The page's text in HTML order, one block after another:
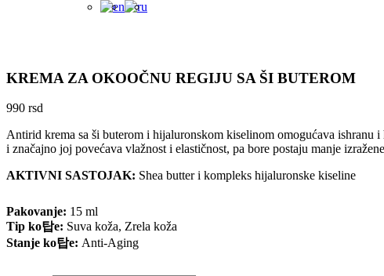
KREMA ZA OKOOČNU REGIJU SA ŠI BUTEROM
990 rsd
Antirid krema sa ši buterom i hijaluronskom kiselinom omogućava
i značajno joj povećava vlažnost i elastičnost, pa bore postaju manje
AKTIVNI SASTOJAK: Shea butter i kompleks hijaluronske kiseline
Pakovanje: 15 ml
Tip ko탑e: Suva koža, Zrela koža
Stanje ko탑e: Anti-Aging